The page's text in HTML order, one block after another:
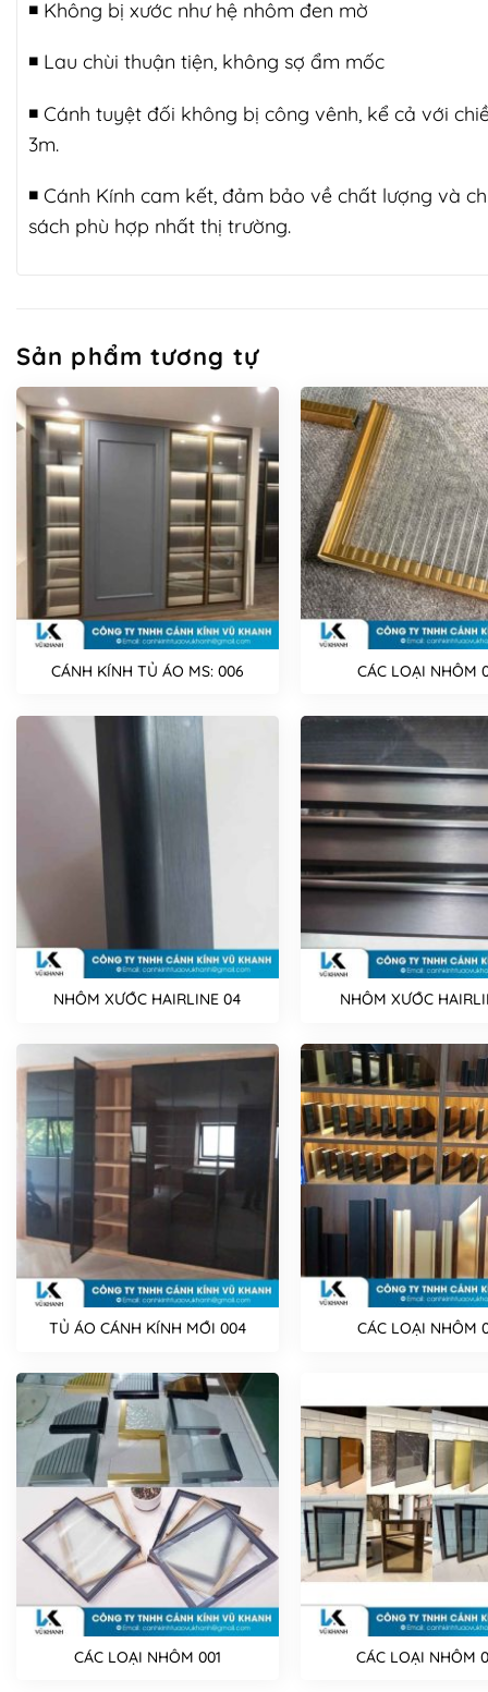
◾️ Không bị xước như hệ nhôm đen mờ
◾️ Lau chùi thuận tiện, không sợ ẩm mốc
◾️ Cánh tuyệt đối không bị công vênh, kể cả với
3m.
◾️ Cánh Kính cam kết, đảm bảo về chất lượng và
sách phù hợp nhất thị trường.
Sản phẩm tương tự
CÁNH KÍNH TỦ ÁO MS: 006 CÁC LOẠI NHÔM
NHÔM XƯỚC HAIRLINE 04 NHÔM XƯỚC
TỦ ÁO CÁNH KÍNH MỚI 004 CÁC LOẠI NHÔM
CÁC LOẠI NHÔM 001 CÁC LOẠI NHÔM